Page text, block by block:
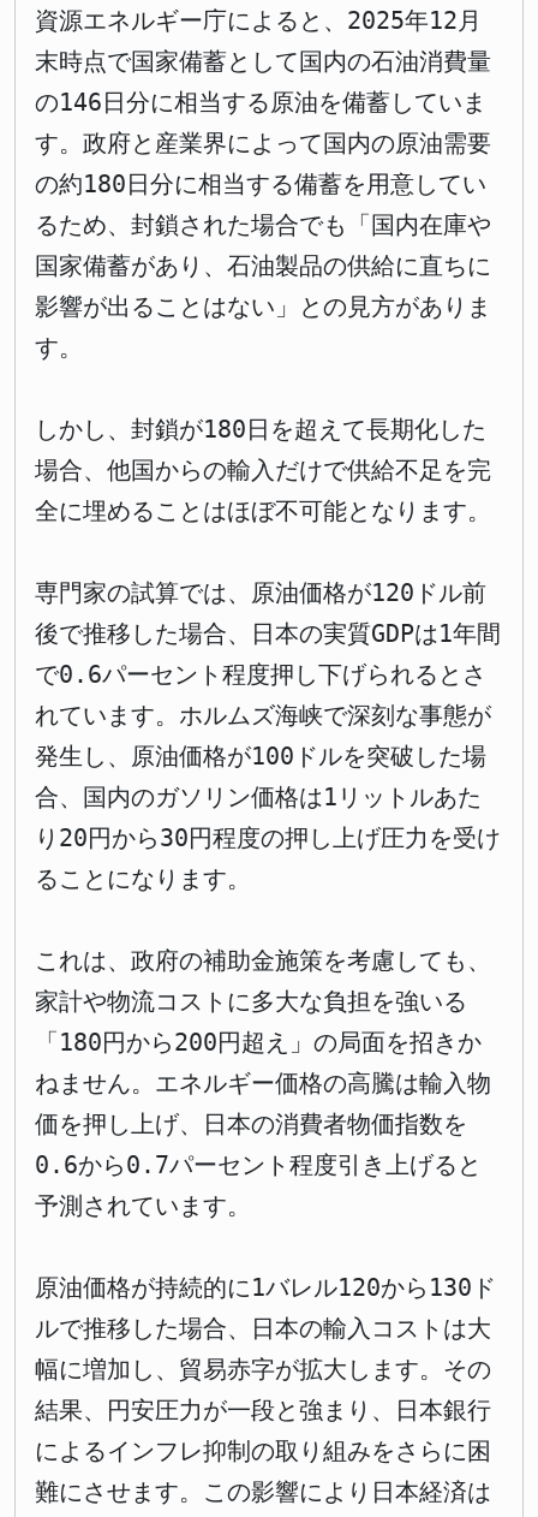
資源エネルギー庁によると、2025年12月
末時点で国家備蓄として国内の石油消費量
の146日分に相当する原油を備蓄していま
す。政府と産業界によって国内の原油需要
の約180日分に相当する備蓄を用意してい
るため、封鎖された場合でも「国内在庫や
国家備蓄があり、石油製品の供給に直ちに
影響が出ることはない」との見方がありま
す。
しかし、封鎖が180日を超えて長期化した
場合、他国からの輸入だけで供給不足を完
全に埋めることはほぼ不可能となります。
専門家の試算では、原油価格が120ドル前
後で推移した場合、日本の実質GDPは1年間
で0.6パーセント程度押し下げられるとさ
れています。ホルムズ海峡で深刻な事態が
発生し、原油価格が100ドルを突破した場
合、国内のガソリン価格は1リットルあた
り20円から30円程度の押し上げ圧力を受け
ることになります。
これは、政府の補助金施策を考慮しても、
家計や物流コストに多大な負担を強いる
「180円から200円超え」の局面を招きか
ねません。エネルギー価格の高騰は輸入物
価を押し上げ、日本の消費者物価指数を
0.6から0.7パーセント程度引き上げると
予測されています。
原油価格が持続的に1バレル120から130ド
ルで推移した場合、日本の輸入コストは大
幅に増加し、貿易赤字が拡大します。その
結果、円安圧力が一段と強まり、日本銀行
によるインフレ抑制の取り組みをさらに困
難にさせます。この影響により日本経済は